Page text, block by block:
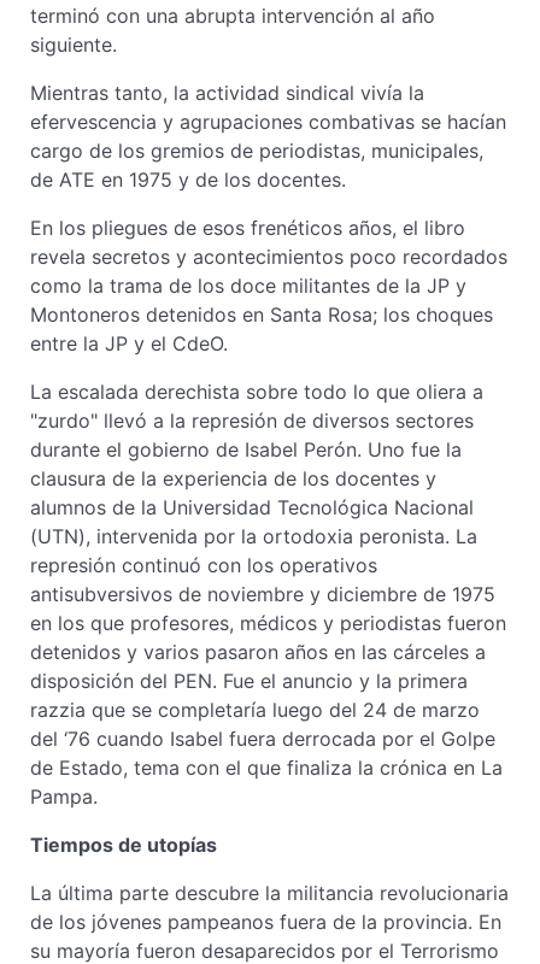
terminó con una abrupta intervención al año
siguiente.
Mientras tanto, la actividad sindical vivía la
efervescencia y agrupaciones combativas se hacían
cargo de los gremios de periodistas, municipales,
de ATE en 1975 y de los docentes.
En los pliegues de esos frenéticos años, el libro
revela secretos y acontecimientos poco recordados
como la trama de los doce militantes de la JP y
Montoneros detenidos en Santa Rosa; los choques
entre la JP y el CdeO.
La escalada derechista sobre todo lo que oliera a
"zurdo" llevó a la represión de diversos sectores
durante el gobierno de Isabel Perón. Uno fue la
clausura de la experiencia de los docentes y
alumnos de la Universidad Tecnológica Nacional
(UTN), intervenida por la ortodoxia peronista. La
represión continuó con los operativos
antisubversivos de noviembre y diciembre de 1975
en los que profesores, médicos y periodistas fueron
detenidos y varios pasaron años en las cárceles a
disposición del PEN. Fue el anuncio y la primera
razzia que se completaría luego del 24 de marzo
del ‘76 cuando Isabel fuera derrocada por el Golpe
de Estado, tema con el que finaliza la crónica en La
Pampa.
Tiempos de utopías
La última parte descubre la militancia revolucionaria
de los jóvenes pampeanos fuera de la provincia. En
su mayoría fueron desaparecidos por el Terrorismo